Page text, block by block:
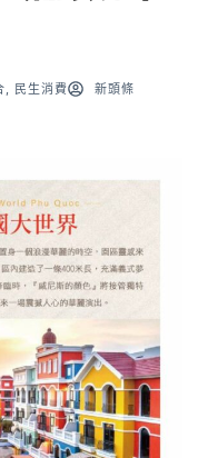
民生消費 新頭條